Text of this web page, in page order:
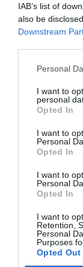
IAB’s list of
also be
Downstream
Personal
I want to
personal
Opted In
I want to
Personal
Opted In
I want to
Personal
Opted In
I want to
Retention,
Personal
Purposes
Opted Out
CaixaBank
els 2.500
d'euros en
finançament
sector
(+45%)